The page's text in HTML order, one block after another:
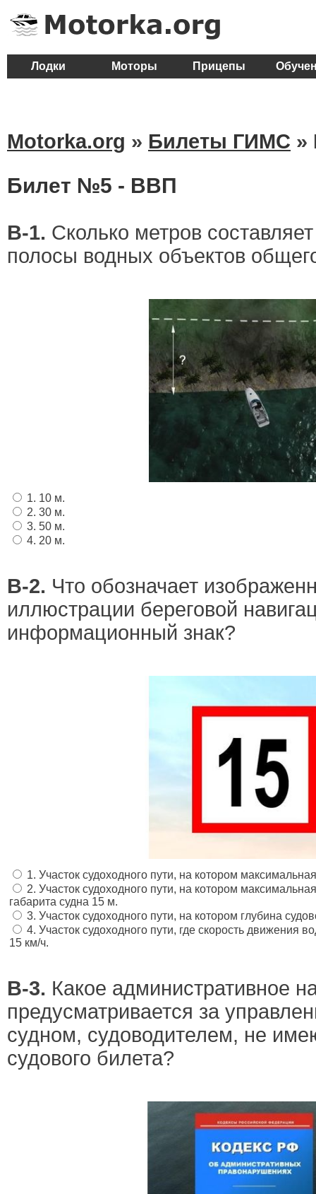
Лодки Моторы Прицепы
Motorka.org » Билеты ГИМС »
Билет №5 - ВВП
В-1. Сколько метров
полосы водных объектов
1. 10 м.
2. 30 м.
3. 50 м.
4. 20 м.
В-2. Что обозначает
иллюстрации береговой
информационный знак?
1. Участок судоходного пути, на котором
2. Участок судоходного пути, на котором
габарита судна 15 м.
3. Участок судоходного пути, на котором глубина
4. Участок судоходного пути, где скорость движения
15 км/ч.
В-3. Какое административное
предусматривается за
судном, судоводителем, не
судового билета?